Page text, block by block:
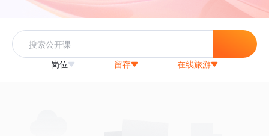
岗位 留存 在线旅游